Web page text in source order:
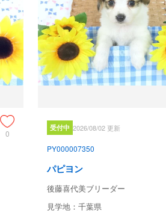
0
受付中 2026/08/02 更新
PY000007350
パピヨン
後藤喜代美ブリーダー
見学地：千葉県